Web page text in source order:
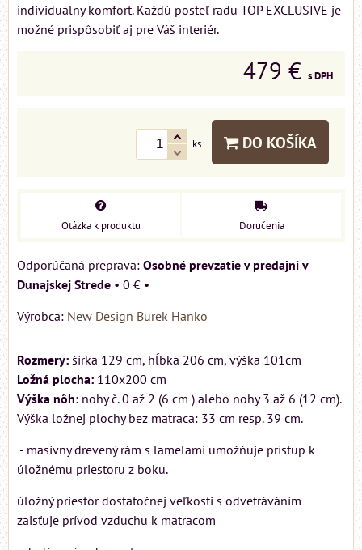
individuálny komfort. Každú posteľ radu TOP EXCLUSIVE je
možné prispôsobiť aj pre Váš interiér.
479 € s DPH
ks DO KOŠÍKA
Otázka k produktu Doručenia
Osobné prevzatie v predajni v
Dunajskej Strede • 0 € •
Výrobca: New Design Burek Hanko
Rozmery: šírka 129 cm, hĺbka 206 cm, výška 101cm
Ložná plocha: 110x200 cm
Výška nôh: nohy č. 0 až 2 (6 cm ) alebo nohy 3 až 6 (12 cm).
Výška ložnej plochy bez matraca: 33 cm resp. 39 cm.
- masívny drevený rám s lamelami umožňuje prístup k
úložnému priestoru z boku.
úložný priestor dostatočnej veľkosti s odvetráváním
zaisťuje prívod vzduchu k matracom